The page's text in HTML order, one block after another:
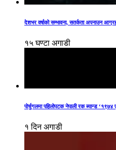
देशभर वर्षाको सम्भावना, सतर्कता अपनाउन
१५ घण्टा अगाडी
पोर्चुगलमा पहिलोपटक नेपाली रक ब्यान्ड ‘१९७४
१ दिन अगाडी